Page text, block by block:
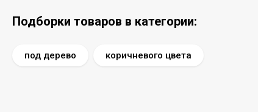
Подборки товаров в категории:
под дерево коричневого цвета